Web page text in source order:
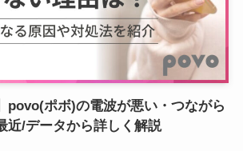
povo(ポボ)の電波が悪い・つながら
近/データから詳しく解説